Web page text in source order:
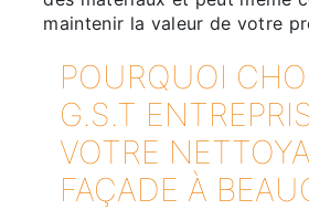
maintenir la valeur de votre
POURQUOI
G.S.T
VOTRE
FAÇADE À